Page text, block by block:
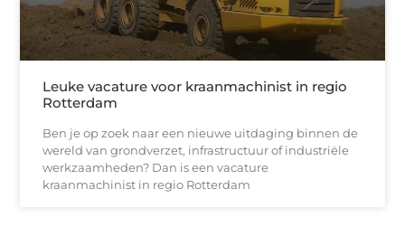
Leuke vacature voor kraanmachinist in regio
Rotterdam
Ben je op zoek naar een nieuwe uitdaging binnen de
wereld van grondverzet, infrastructuur of industriële
werkzaamheden? Dan is een vacature
kraanmachinist in regio Rotterdam